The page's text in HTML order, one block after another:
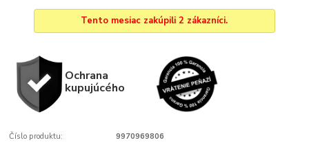
Tento mesiac zakúpili 2 zákazníci.
Ochrana
kupujúcého
Číslo produktu: 9970969806